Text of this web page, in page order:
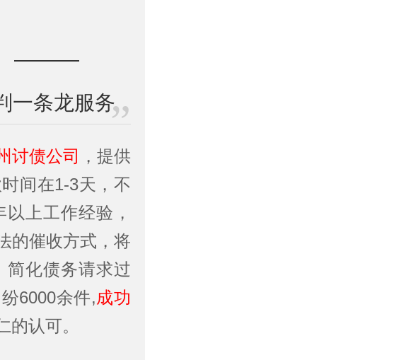
一条龙服务
讨债公司 ，提供
间在1-3天，不
上工作经验，
的催收方式，将
简化债务请求过
6000余件,成功
的认可。